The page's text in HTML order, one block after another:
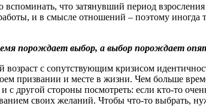
что затянувший период
и в смысле отношений – поэтому иногда
порождает выбор, а выбор порождает
возраст с сопутствующим кризисом
призвании и месте в жизни. Чем больше
другой стороны посмотреть: если кто-то
своих желаний. Чтобы что-то выбрать,